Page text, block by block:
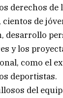
derechos de
cientos de
desarrollo
y los
como el
deportistas.
del